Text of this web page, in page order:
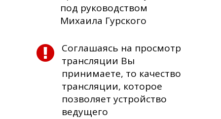
под руководством
Михаила Гурского
Соглашаясь на просмотр
трансляции Вы
принимаете, то качество
трансляции, которое
позволяет устройство
ведущего